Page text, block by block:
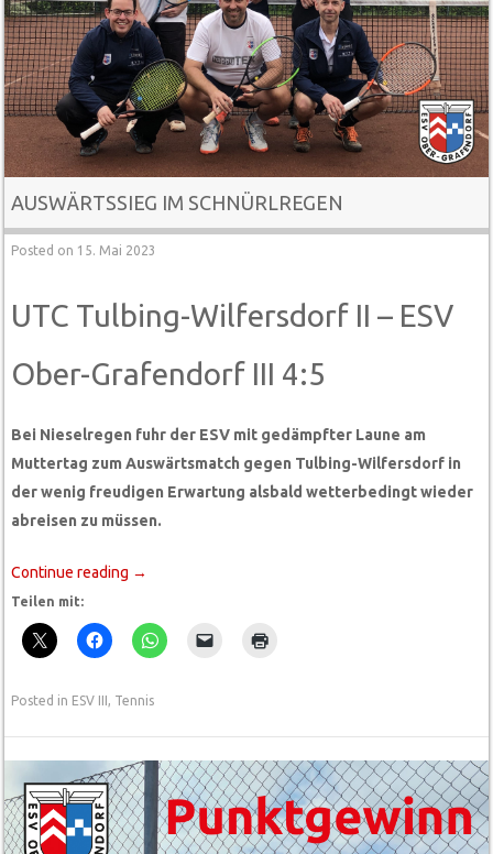
AUSWÄRTSSIEG IM SCHNÜRLREGEN
Posted on 15. Mai 2023
UTC Tulbing-Wilfersdorf II – ESV
Ober-Grafendorf III 4:5
Bei Nieselregen fuhr der ESV mit gedämpfter Laune am
Muttertag zum Auswärtsmatch gegen Tulbing-Wilfersdorf in
der wenig freudigen Erwartung alsbald wetterbedingt wieder
abreisen zu müssen.
Continue reading →
Teilen mit:
Posted in ESV III , Tennis